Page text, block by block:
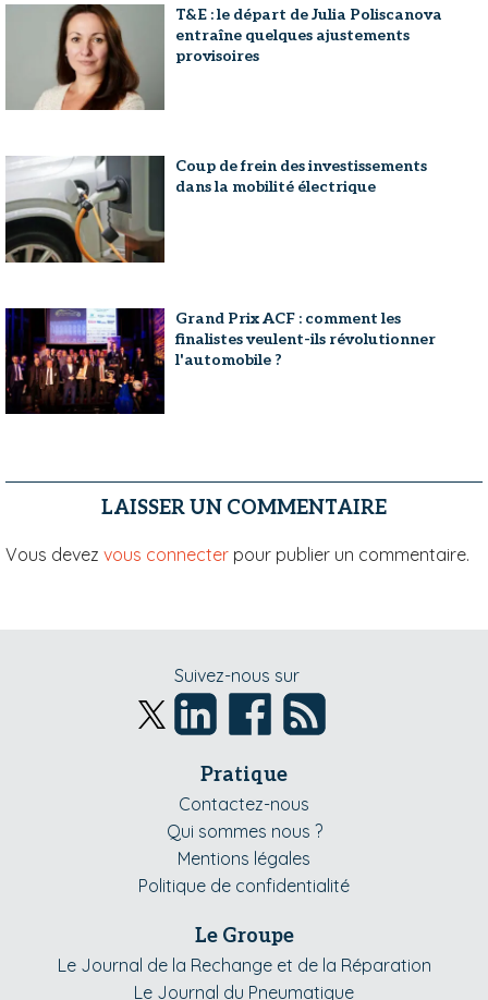
T&E : le départ de Julia Poliscanova
entraîne quelques ajustements
provisoires
Coup de frein des investissements
dans la mobilité électrique
Grand Prix ACF : comment les
finalistes veulent-ils révolutionner
l'automobile ?
LAISSER UN COMMENTAIRE
Vous devez vous connecter pour publier un commentaire.
Suivez-nous sur
Pratique
Contactez-nous
Qui sommes nous ?
Mentions légales
Politique de confidentialité
Le Groupe
Le Journal de la Rechange et de la Réparation
Le Journal du Pneumatique